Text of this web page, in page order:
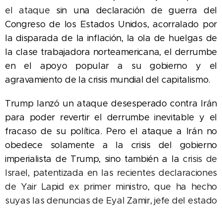
el ataque sin una declaración de guerra del
Congreso de los Estados Unidos,acorralado por
la disparada de la inflación, la ola de huelgas de
la clase trabajadora norteamericana, el derrumbe
en el apoyo popular a su gobierno y el
agravamiento de la crisis mundial del capitalismo.
Trump lanzó un ataque desesperado contra Irán
para poder revertir el derrumbe inevitable y el
fracaso de su política. Pero el ataque a Irán no
obedece solamente a la crisis del gobierno
imperialista de Trump, sino también a la crisis de
Israel, patentizada en las recientes declaraciones
de Yair Lapid ex primer ministro, que ha hecho
suyas las denuncias de Eyal Zamir, jefe del estado